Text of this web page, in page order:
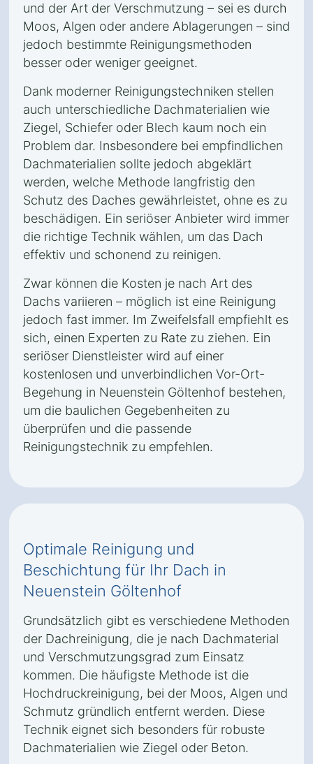
und der Art der Verschmutzung – sei es durch
Moos, Algen oder andere Ablagerungen – sind
jedoch bestimmte Reinigungsmethoden
besser oder weniger geeignet.
Dank moderner Reinigungstechniken stellen
auch unterschiedliche Dachmaterialien wie
Ziegel, Schiefer oder Blech kaum noch ein
Problem dar. Insbesondere bei empfindlichen
Dachmaterialien sollte jedoch abgeklärt
werden, welche Methode langfristig den
Schutz des Daches gewährleistet, ohne es zu
beschädigen. Ein seriöser Anbieter wird immer
die richtige Technik wählen, um das Dach
effektiv und schonend zu reinigen.
Zwar können die Kosten je nach Art des
Dachs variieren – möglich ist eine Reinigung
jedoch fast immer. Im Zweifelsfall empfiehlt es
sich, einen Experten zu Rate zu ziehen. Ein
seriöser Dienstleister wird auf einer
kostenlosen und unverbindlichen Vor-Ort-
Begehung in Neuenstein Göltenhof bestehen,
um die baulichen Gegebenheiten zu
überprüfen und die passende
Reinigungstechnik zu empfehlen.
Optimale Reinigung und
Beschichtung für Ihr Dach in
Neuenstein Göltenhof
Grundsätzlich gibt es verschiedene Methoden
der Dachreinigung, die je nach Dachmaterial
und Verschmutzungsgrad zum Einsatz
kommen. Die häufigste Methode ist die
Hochdruckreinigung, bei der Moos, Algen und
Schmutz gründlich entfernt werden. Diese
Technik eignet sich besonders für robuste
Dachmaterialien wie Ziegel oder Beton.